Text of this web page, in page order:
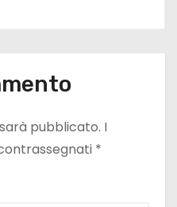
pubblicato. I
*